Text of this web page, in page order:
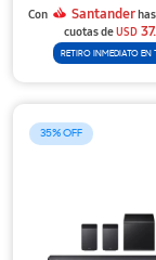
Con Santander
cuotas deUSD
RETIRO INMEDIATO EN
35